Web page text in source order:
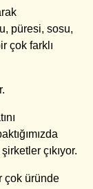
püresi, sosu,
çok farklı
çıkıyor.
çok üründe